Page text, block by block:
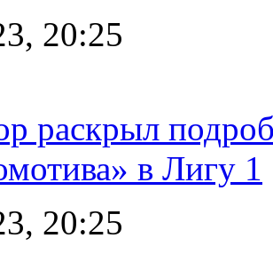
20:25
раскрыл
в Лигу 1
20:25